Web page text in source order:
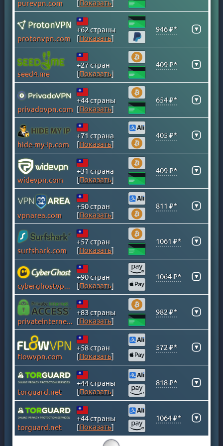
ВИРГИНСКИЕ ОСТРОВА
ВЬЕТНАМ
ГАНА
ГЕРМАНИЯ
ГОНКОНГ
ГРЕНЛАНДИЯ
ГРЕЦИЯ
ГРУЗИЯ
ДАНИЯ
ДОМИНИКАНСКАЯ Р-КА
ЕГИПЕТ
ИЗРАИЛЬ
ИНДИЯ
ИНДОНЕЗИЯ
ИРАК
ИРЛАНДИЯ
ИСЛАНДИЯ
ИСПАНИЯ
ИТАЛИЯ
КАЗАХСТАН
КАЙМАНОВЫ ОСТРОВА
КАМБОДЖА
КАНАДА
КАТАР
КЕНИЯ
КИПР
КИТАЙ
КОЛУМБИЯ
КОСОВО
КОСТА-РИКА
ЛАТВИЯ
purevpn.com
[Показать]
protonvpn.com
+62 страны
[Показать]
946 ₽* ▾
seed4.me
+27 стран
[Показать]
409 ₽* ▾
privadovpn.com
+44 страны
[Показать]
654 ₽* ▾
hide-my-ip.com
+71 страна
[Показать]
405 ₽* ▾
widevpn.com
+31 страна
[Показать]
409 ₽* ▾
vpnarea.com
+50 стран
[Показать]
811 ₽* ▾
surfshark.com
+57 стран
[Показать]
1061 ₽* ▾
cyberghostvpn.com
+90 стран
[Показать]
1064 ₽* ▾
privateinternetaccess.com
+83 страны
[Показать]
982 ₽* ▾
flowvpn.com
+58 стран
[Показать]
572 ₽* ▾
torguard.net
+44 страны
[Показать]
818 ₽* ▾
torguard.net
+44 страны
[Показать]
1064 ₽* ▾